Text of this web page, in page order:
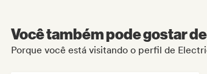
Você também pode gostar
Porque você está visitando o perfil de